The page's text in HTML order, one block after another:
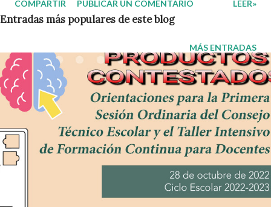
compartimos con ustedes este material que sin duda alguna les
ayudará a fortalecer las habilidades de sus pequeños.
Esperamos que sea de gran utilidad, agradeciendo como
siempre a los autores que intervinieron en su realización. Obtén
material aquí 👇 Repaso de recorte y trazo ¡Gracias por tu visita!
😉 Publicamos diariamente. No olvides compartir nuestra página
y unirte a nuestro grupo para más contenido educativo 👉
Grupo de Facebook Además, puedes unirte a: Grupos de
WhatsApp y seguir a Salón didáctico donde se comparte gran
variedad de material didáctico. También te puede interesar:
COMPARTIR PUBLICAR UN COMENTARIO LEER»
MÁS ENTRADAS
Entradas más populares de este blog